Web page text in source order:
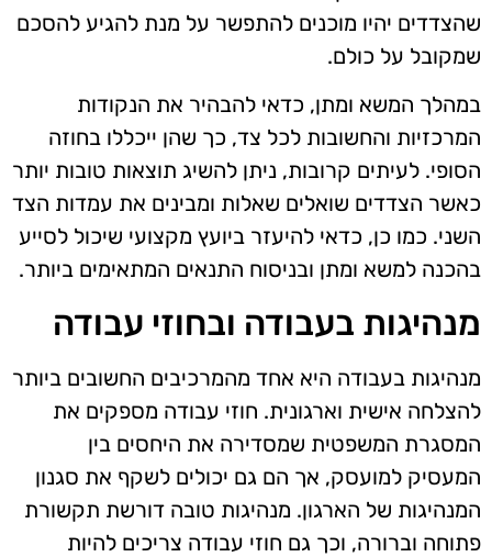
שהצדדים יהיו מוכנים להתפשר על מנת להגיע להסכם
שמקובל על כולם.
במהלך המשא ומתן, כדאי להבהיר את הנקודות
המרכזיות והחשובות לכל צד, כך שהן ייכללו בחוזה
הסופי. לעיתים קרובות, ניתן להשיג תוצאות טובות יותר
כאשר הצדדים שואלים שאלות ומבינים את עמדות הצד
השני. כמו כן, כדאי להיעזר ביועץ מקצועי שיכול לסייע
בהכנה למשא ומתן ובניסוח התנאים המתאימים ביותר.
מנהיגות בעבודה ובחוזי עבודה
מנהיגות בעבודה היא אחד מהמרכיבים החשובים ביותר
להצלחה אישית וארגונית. חוזי עבודה מספקים את
המסגרת המשפטית שמסדירה את היחסים בין
המעסיק למועסק, אך הם גם יכולים לשקף את סגנון
המנהיגות של הארגון. מנהיגות טובה דורשת תקשורת
פתוחה וברורה, וכך גם חוזי עבודה צריכים להיות